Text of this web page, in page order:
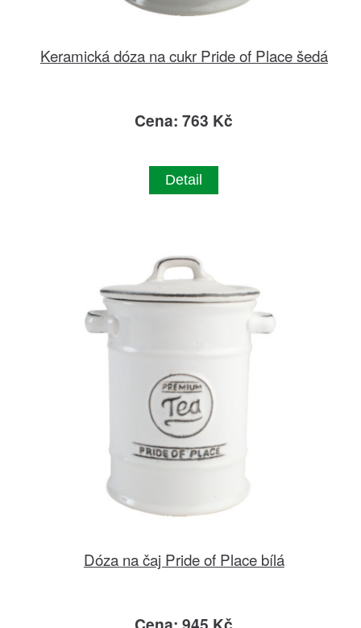
Keramická dóza na cukr Pride of Place šedá
Cena: 763 Kč
Detail
Dóza na čaj Pride of Place bílá